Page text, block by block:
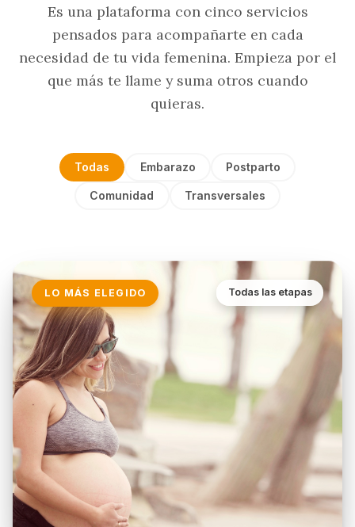
Es una plataforma con cinco servicios
pensados para acompañarte en cada
necesidad de tu vida femenina. Empieza por el
que más te llame y suma otros cuando
quieras.
Todas Embarazo Postparto
Comunidad Transversales
LO MÁS ELEGIDO Todas las etapas